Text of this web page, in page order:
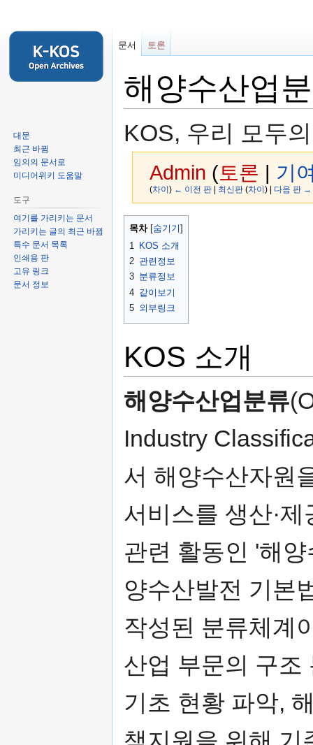
해양수산업
KOS, 우리 모두
Admin (토론 | 기
(차이 ) ← 이전 판| 최신판(차이 ) | 다음 판 →
둘
가
기
검
기
목차
1
KOS 소개
2 관련정보
3 분류정보
4 같이보기
5 외부링크
KOS 소개
해양수산업분류
Industry
서 해양수산자원
서비스를 생산·
관련 활동인 '해
양수산발전 기본
작성된 분류체계
산업 부문의 구조
기초 현황 파악,
문서 토론
대문
최근 바뀜
임의의 문서로
미디어위키 도움말
도구
여기를 가리키는 문서
가리키는 글의 최근 바뀜
특수 문서 목록
인쇄용 판
고유 링크
문서 정보